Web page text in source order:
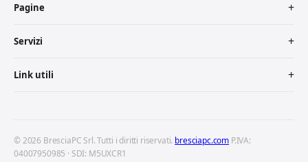
Pagine
Servizi
Link utili
© 2026 BresciaPC Srl. Tutti i diritti riservati. bresciapc.com P.IVA:
04007950985 · SDI: M5UXCR1